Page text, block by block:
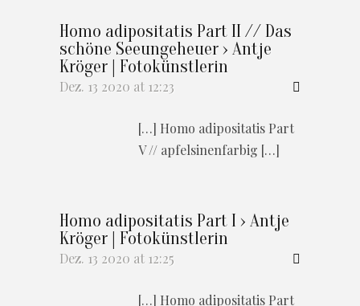
Homo adipositatis Part II // Das
schöne Seeungeheuer › Antje
Kröger | Fotokünstlerin
Dez. 13 2020 at 12:23
[…] Homo adipositatis Part
V // apfelsinenfarbig […]
Homo adipositatis Part I › Antje
Kröger | Fotokünstlerin
Dez. 13 2020 at 12:25
[…] Homo adipositatis Part